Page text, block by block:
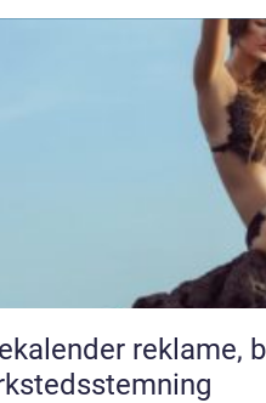
reklame, blikfang og klassisk